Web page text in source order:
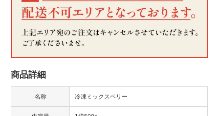
商品詳細
名称 冷凍ミックスベリー